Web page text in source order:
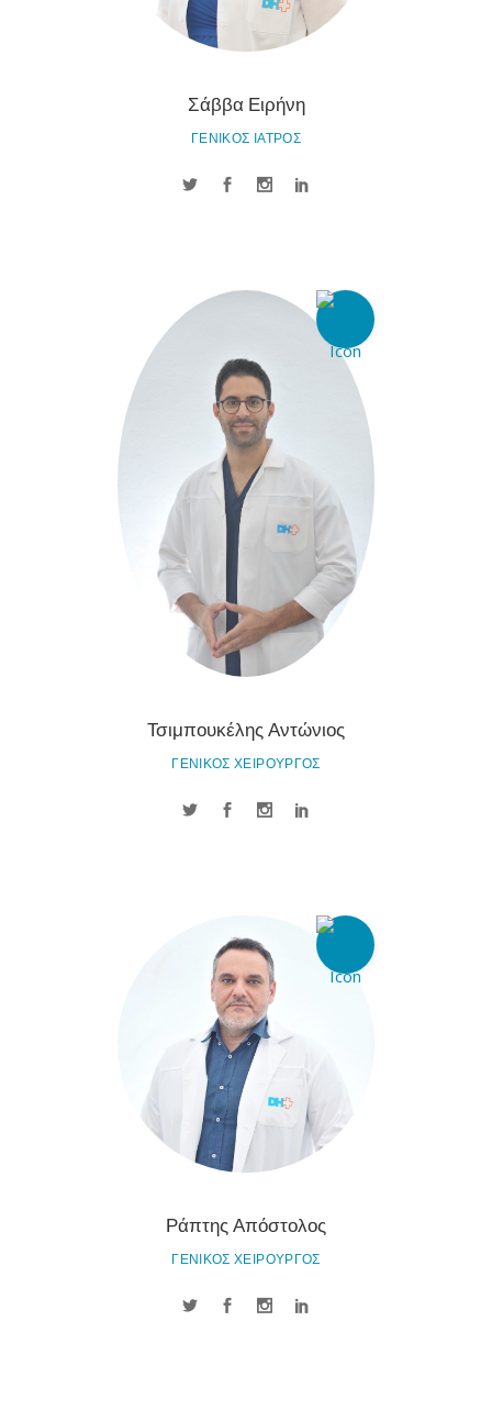
Σάββα Ειρήνη
ΓΕΝΙΚΟΣ ΙΑΤΡΟΣ
Τσιμπουκέλης Αντώνιος
ΓΕΝΙΚΟΣ ΧΕΙΡΟΥΡΓΟΣ
Ράπτης Απόστολος
ΓΕΝΙΚΟΣ ΧΕΙΡΟΥΡΓΟΣ